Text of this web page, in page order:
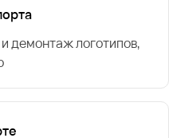
демонтаж логотипов,